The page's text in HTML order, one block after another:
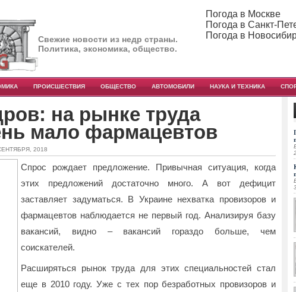
Свежие новости из недр страны.
Политика, экономика, общество.
Погода в Москве
Погода в Санкт-
Погода в
ПРОИСШЕСТВИЯ ОБЩЕСТВО АВТОМОБИЛИ НАУКА И ТЕХНИКА
на рынке труда
мало фармацевтов
2018
Спрос рождает предложение. Привычная ситуация, когда
этих предложений достаточно много. А вот дефицит
заставляет задуматься. В Украине нехватка провизоров и
фармацевтов наблюдается не первый год. Анализируя базу
вакансий, видно – вакансий гораздо больше, чем
соискателей.
Расширяться рынок труда для этих специальностей стал
еще в 2010 году. Уже с тех пор безработных провизоров и